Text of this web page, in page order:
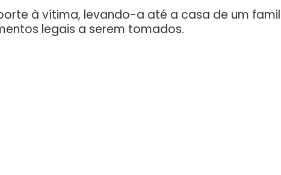
à vítima, levando-a até a casa de um
legais a serem tomados.